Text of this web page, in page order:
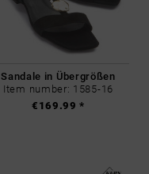
Sandale in Übergrößen
Item number: 1585-16
€169.99 *